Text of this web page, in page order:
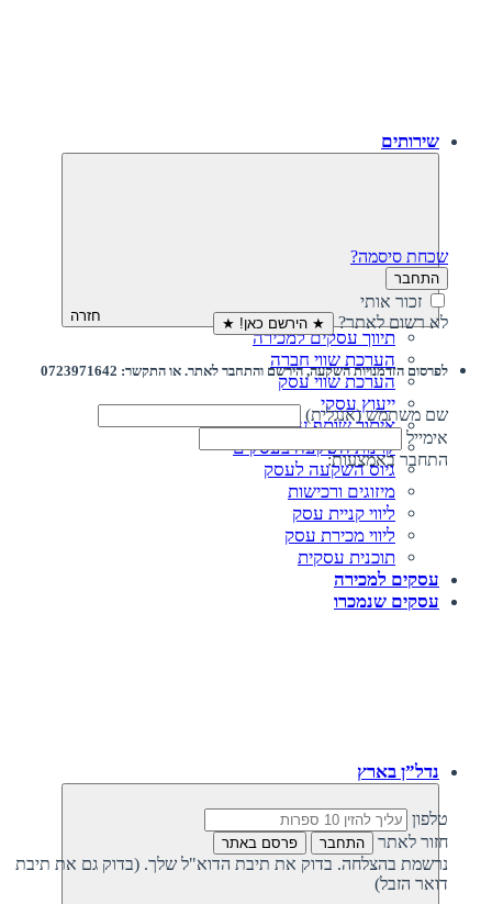
שכחת סיסמה?
התחבר
זכור אותי
לא רשום לאתר? ★ הירשם כאן! ★
לפרסום הזדמנויות השקעה, הירשם והתחבר לאתר. או התקשר: 0723971642
שם משתמש (אנגלית)
אימייל
התחבר באמצעות:
טלפון
חזור לאתר
התחבר פרסם באתר
נרשמת בהצלחה. בדוק את תיבת הדוא"ל שלך. (בדוק גם את תיבת
דואר הזבל)
שירותים
חזרה
תיווך עסקים למכירה
הערכת שווי חברה
הערכת שווי עסק
ייעוץ עסקי
איתור שותף עסקי
קרנות השקעה בעסקים
גיוס השקעה לעסק‎‎
מיזוגים ורכישות
ליווי קניית עסק
ליווי מכירת עסק
תוכנית עסקית
עסקים למכירה
עסקים שנמכרו
נדל”ן בארץ